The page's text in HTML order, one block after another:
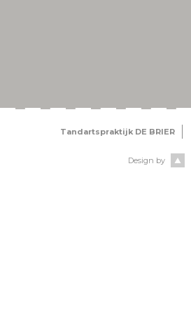
Tandartspraktijk DE BRIER
Design by